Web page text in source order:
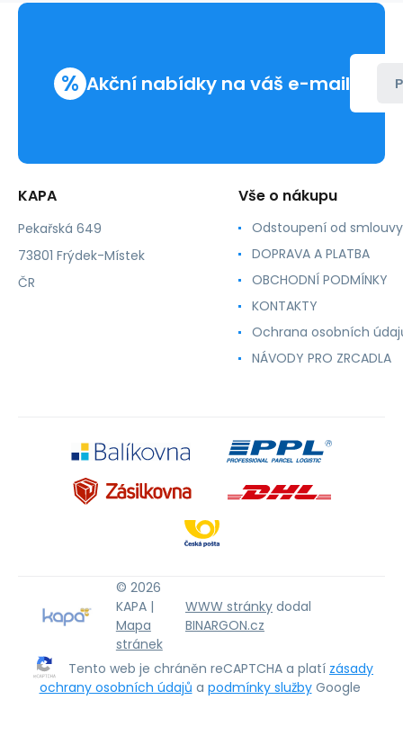
s
% Akční nabídky na váš e-mail
KAPA
Pekařská 649
73801 Frýdek-Místek
ČR
Vše o nákupu
Odstoupení od smlouvy
DOPRAVA A PLATBA
OBCHODNÍ PODMÍNKY
KONTAKTY
Ochrana osobních
NÁVODY PRO ZRCADLA
© 2026
KAPA |
Mapa
stránek
WWW stránky dodal
BINARGON.cz
Tento web je chráněn reCAPTCHA a platí zásady
ochrany osobních údajů a podmínky služby Google